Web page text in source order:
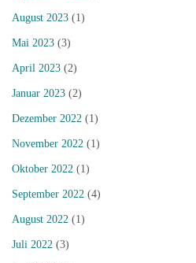
August 2023 (1)
Mai 2023 (3)
April 2023 (2)
Januar 2023 (2)
Dezember 2022 (1)
November 2022 (1)
Oktober 2022 (1)
September 2022 (4)
August 2022 (1)
Juli 2022 (3)